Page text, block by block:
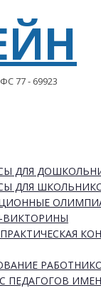
77 - 69923
ДЛЯ
ДЛЯ
ВИКТОРИНЫ
ПЕДАГОГОВ